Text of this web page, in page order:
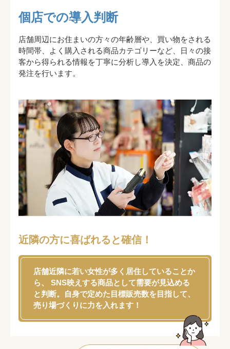
個店での導入判断
店舗周辺にお住まいの方々の年齢層や、買い物をされる
時間帯、よく購入される商品カテゴリーなど、日々の接
客から得られる情報を丁寧に分析し導入を決定、商品の
発注を行います。
近隣の方に喜ばれると確信！
店舗近隣に若い女性が多く居住していることか
ら、 SNS映えする商品として需要が見込める
と判断。自身で定めた目標販売数を目指して、
売り場づくりに力を入れます！